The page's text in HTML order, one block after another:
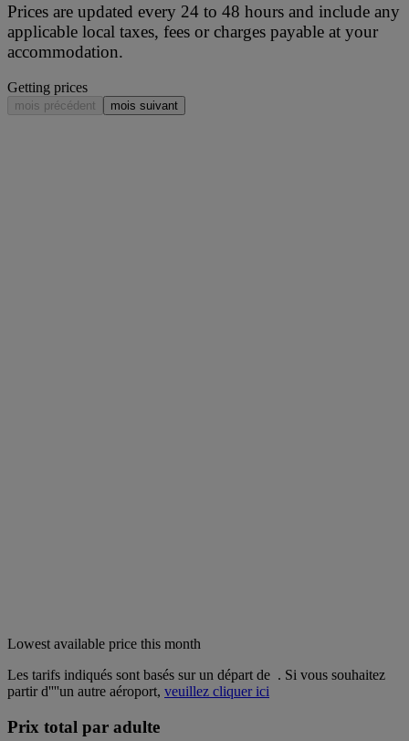
Prices are updated every 24 to 48 hours and include any
applicable local taxes, fees or charges payable at your
accommodation.
Getting prices
mois précédent mois suivant
Lowest available price this month
Les tarifs indiqués sont basés sur un départ de . Si vous souhaitez
partir d''''un autre aéroport, veuillez cliquer ici
Prix total par adulte